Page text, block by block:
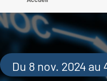
Du 8 nov. 2024 au